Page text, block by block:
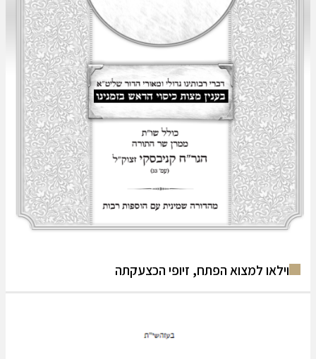
למצוא הפתח, זיופי הכצעקתה